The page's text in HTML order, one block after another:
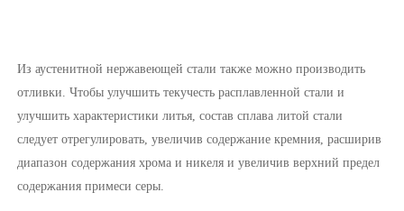
Из аустенитной нержавеющей стали также можно производить
отливки. Чтобы улучшить текучесть расплавленной стали и
улучшить характеристики литья, состав сплава литой стали
следует отрегулировать, увеличив содержание кремния, расширив
диапазон содержания хрома и никеля и увеличив верхний предел
содержания примеси серы.